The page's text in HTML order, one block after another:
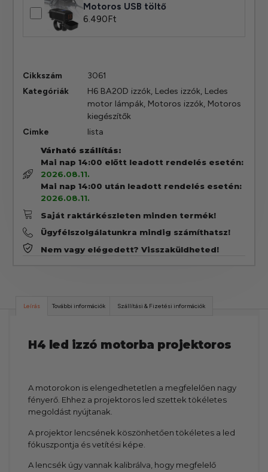
Motoros USB töltő
6.490Ft
Cikkszám
3061
Kategóriák
H6 BA20D izzók, Ledes izzók, Ledes
motor lámpák, Motoros izzók, Motoros
kiegészítők
Cimke
lista
Várható szállítás:
Mai nap 14:00 előtt leadott rendelés esetén:
2026.08.11.
Mai nap 14:00 után leadott rendelés esetén:
2026.08.11.
Saját raktárkészleten minden termék!
Ügyfélszolgálatunkra mindig számíthatsz!
Nem vagy elégedett? Visszaküldheted!
Leírás További információk Szállítási & Fizetési információk
H4 led izzó motorba projektoros
A motorokon is elengedhetetlen a megfelelően nagy
fényerő. Ehhez a projektoros led szettek tökéletes
megoldást nyújtanak.
A projektor lencsének köszönhetően tökéletes a led
fókuszpontja és vetítési képe.
A lencsék úgy vannak kalibrálva, hogy megfelelő